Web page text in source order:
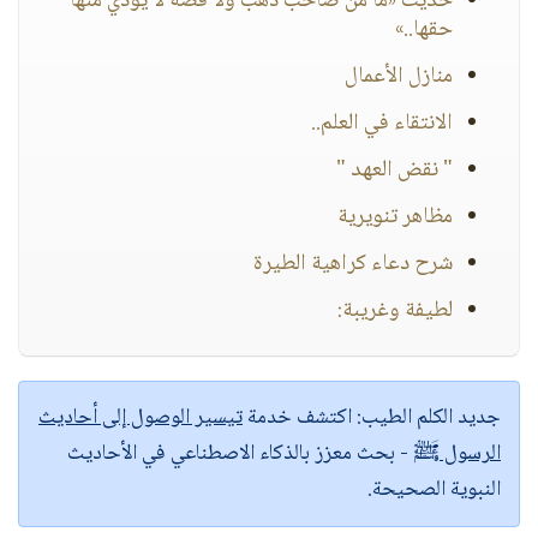
حقها..»
منازل الأعمال
الانتقاء في العلم..
" نقض العهد "
مظاهر تنويرية
شرح دعاء كراهية الطيرة
لطيفة وغريبة:
جديد الكلم الطيب:اكتشف خدمةتيسير الوصول إلى أحاديث
الرسول ﷺ - بحث معزز بالذكاء الاصطناعي في الأحاديث
النبوية الصحيحة.